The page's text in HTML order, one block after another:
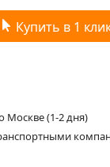
Купить в 1
Москве (1-2 дня)